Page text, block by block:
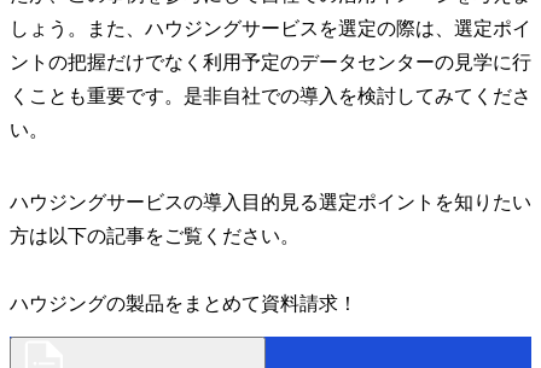
しょう。また、ハウジングサービスを選定の際は、選定ポイ
ントの把握だけでなく利用予定のデータセンターの見学に行
くことも重要です。是非自社での導入を検討してみてくださ
い。
ハウジングサービスの導入目的見る選定ポイントを知りたい
方は以下の記事をご覧ください。
ハウジングの製品をまとめて資料請求！